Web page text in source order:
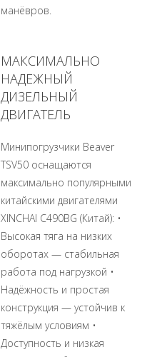
манёвров.
МАКСИМАЛЬНО
НАДЕЖНЫЙ
ДИЗЕЛЬНЫЙ
ДВИГАТЕЛЬ
Минипогрузчики Beaver
TSV50 оснащаются
максимально популярными
китайскими двигателями
XINCHAI C490BG (Китай): •
Высокая тяга на низких
оборотах — стабильная
работа под нагрузкой •
Надёжность и простая
конструкция — устойчив к
тяжёлым условиям •
Доступность и низкая